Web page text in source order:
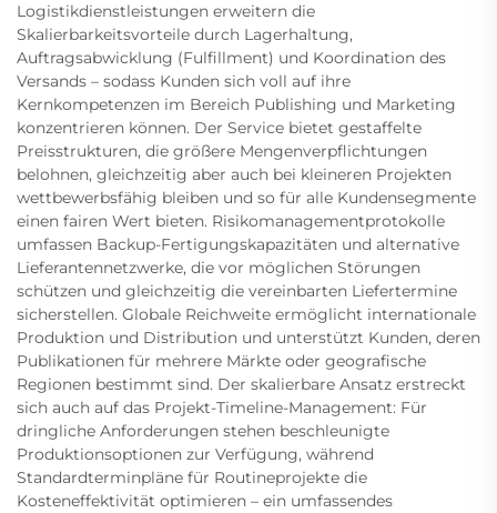
Logistikdienstleistungen erweitern die
Skalierbarkeitsvorteile durch Lagerhaltung,
Auftragsabwicklung (Fulfillment) und Koordination des
Versands – sodass Kunden sich voll auf ihre
Kernkompetenzen im Bereich Publishing und Marketing
konzentrieren können. Der Service bietet gestaffelte
Preisstrukturen, die größere Mengenverpflichtungen
belohnen, gleichzeitig aber auch bei kleineren Projekten
wettbewerbsfähig bleiben und so für alle Kundensegmente
einen fairen Wert bieten. Risikomanagementprotokolle
umfassen Backup-Fertigungskapazitäten und alternative
Lieferantennetzwerke, die vor möglichen Störungen
schützen und gleichzeitig die vereinbarten Liefertermine
sicherstellen. Globale Reichweite ermöglicht internationale
Produktion und Distribution und unterstützt Kunden, deren
Publikationen für mehrere Märkte oder geografische
Regionen bestimmt sind. Der skalierbare Ansatz erstreckt
sich auch auf das Projekt-Timeline-Management: Für
dringliche Anforderungen stehen beschleunigte
Produktionsoptionen zur Verfügung, während
Standardterminpläne für Routineprojekte die
Kosteneffektivität optimieren – ein umfassendes